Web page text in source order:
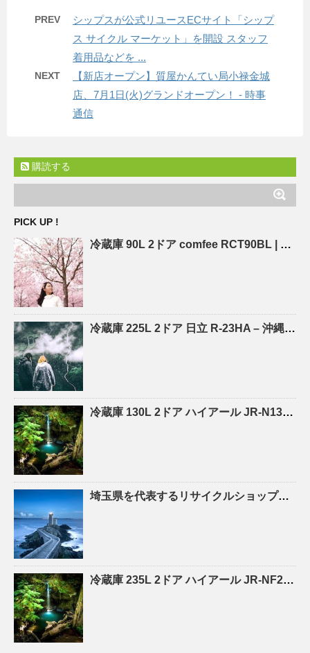
PREV
シップスが公式リユースECサイト「シップ
ス サイクル マーケット」を開設 スタッフ
着用品などを ...
NEXT
【新店オープン】質屋かんてい局小禄金城
店、7月1日(火)グランドオープン！ - 時事
通信
購読する
PICK UP !
冷蔵庫 90L 2ドア comfee RCT90BL |
沖縄
冷蔵庫 225L 2ドア 日立 R-23HA – 沖縄のリユースショップ なんでも屋
冷蔵庫 130L 2ドア ハイアール JR-N130C（W） 未使用品 |
埼玉県を代表する リサイクルショップ「エ
冷蔵庫 235L 2ドア ハイアール JR-NF235A |